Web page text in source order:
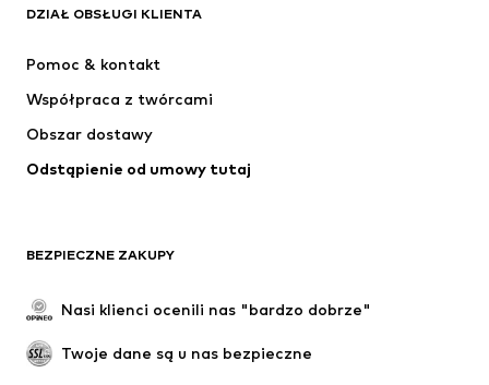
Next
NAME IT
DZIAŁ OBSŁUGI KLIENTA
Pomoc & kontakt
Współpraca z twórcami
Obszar dostawy
Odstąpienie od umowy tutaj
BEZPIECZNE ZAKUPY
Nasi klienci ocenili nas "bardzo dobrze"
Twoje dane są u nas bezpieczne